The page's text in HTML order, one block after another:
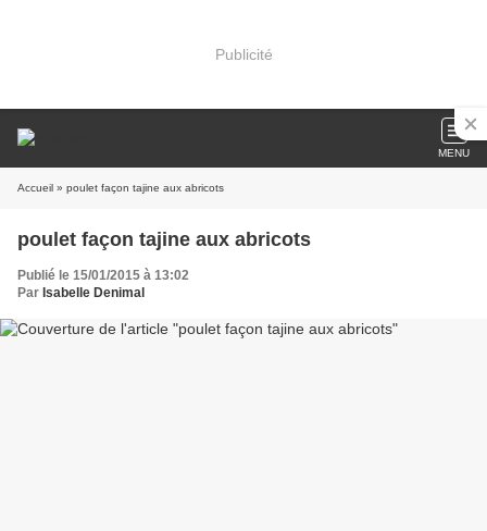
Publicité
MENU
Accueil » poulet façon tajine aux abricots
poulet façon tajine aux abricots
Publié le 15/01/2015 à 13:02
Par Isabelle Denimal